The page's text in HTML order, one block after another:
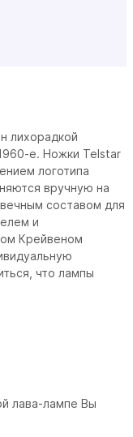
лихорадкой
е. Ножки Telstar
логотипа
вручную на
составом для
и
Крейвеном
что лампы
лава-лампе Вы